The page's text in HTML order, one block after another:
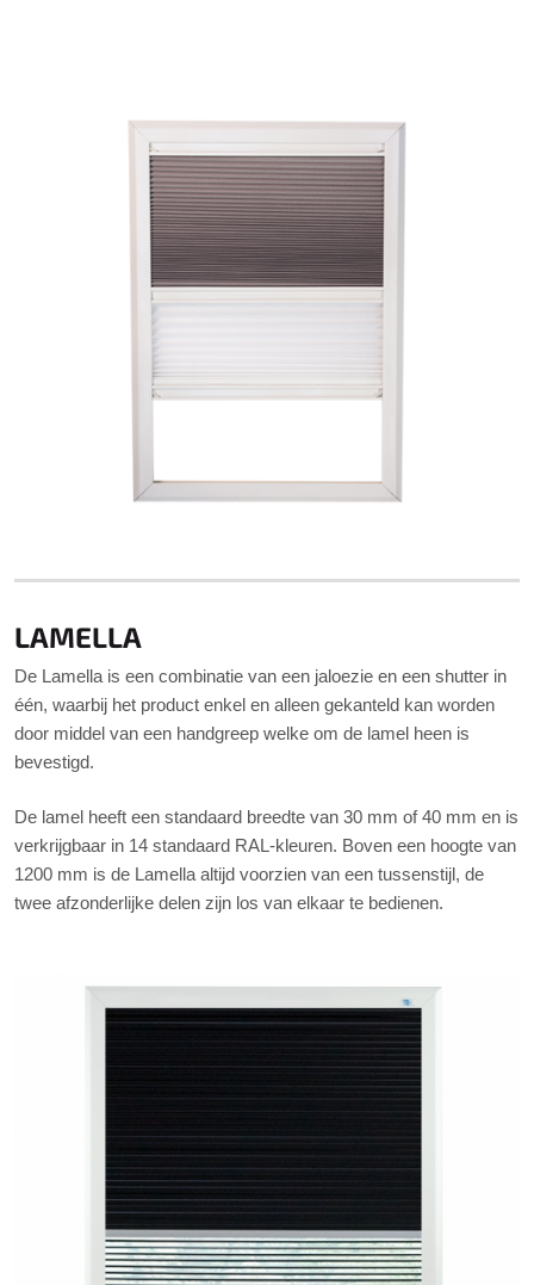
LAMELLA
De Lamella is een combinatie van een jaloezie en een shutter in
één, waarbij het product enkel en alleen gekanteld kan worden
door middel van een handgreep welke om de lamel heen is
bevestigd.
De lamel heeft een standaard breedte van 30 mm of 40 mm en is
verkrijgbaar in 14 standaard RAL-kleuren. Boven een hoogte van
1200 mm is de Lamella altijd voorzien van een tussenstijl, de
twee afzonderlijke delen zijn los van elkaar te bedienen.